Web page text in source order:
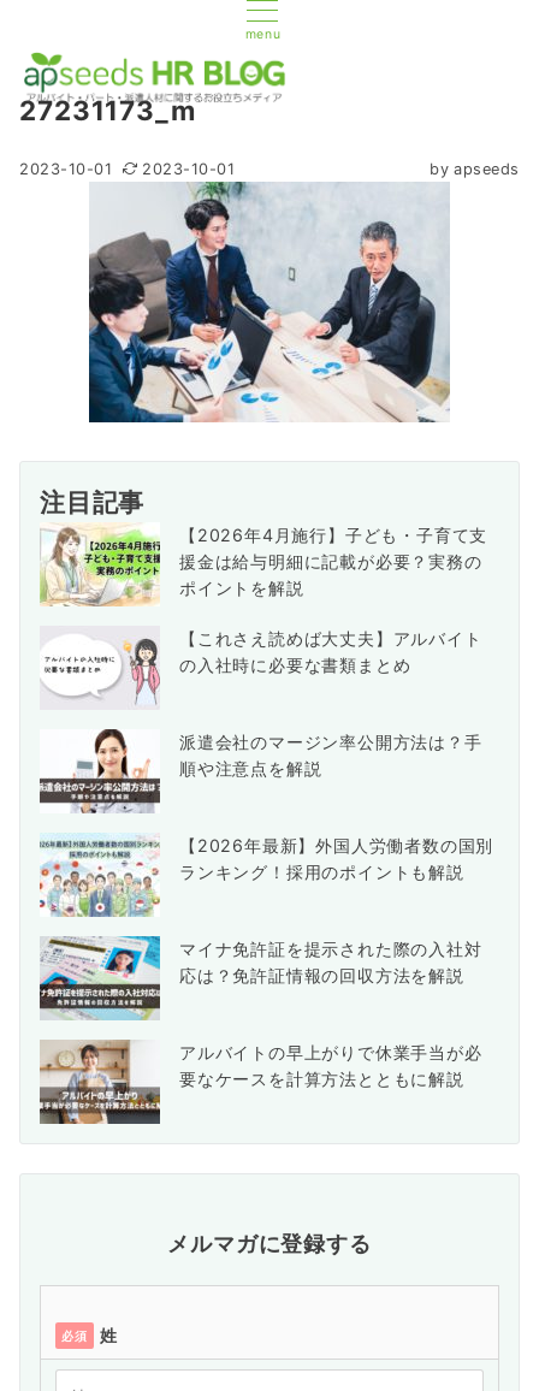
menu
27231173_m
2023-10-01 2023-10-01 by apseeds
注目記事
【2026年4月施行】子ども・子育て支
援金は給与明細に記載が必要？実務の
ポイントを解説
【これさえ読めば大丈夫】アルバイト
の入社時に必要な書類まとめ
派遣会社のマージン率公開方法は？手
順や注意点を解説
【2026年最新】外国人労働者数の国別
ランキング！採用のポイントも解説
マイナ免許証を提示された際の入社対
応は？免許証情報の回収方法を解説
アルバイトの早上がりで休業手当が必
要なケースを計算方法とともに解説
メルマガに登録する
必須 姓